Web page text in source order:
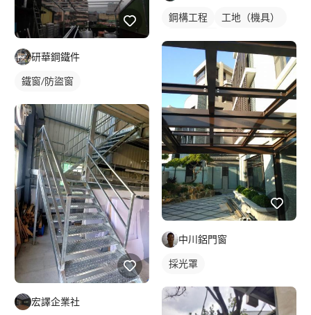
研華鋼鐵件
鐵窗/防盜窗
宏譯企業社
鋼構工程
工地（機具）
中川鋁門窗
採光罩